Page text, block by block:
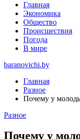
Главная
Экономика
Общество
Происшествия
Погода
В мире
baranovichi.by
Главная
Разное
Почему у
Разное
Почему у